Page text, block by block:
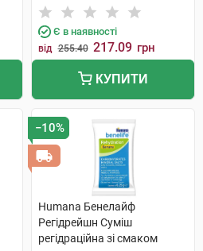
Є в наявності
від 255.40 217.09 грн
КУПИТИ
−10%
Humana Бенелайф
Регідрейшн Суміш
регідраційна зі смаком